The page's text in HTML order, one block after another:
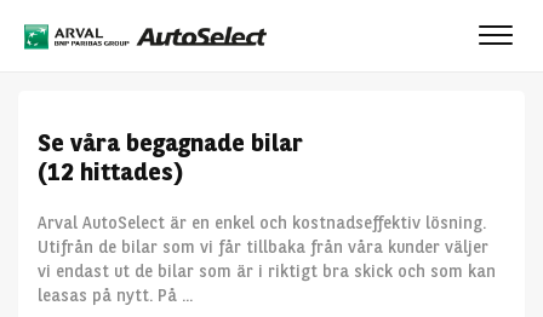
Se våra begagnade bilar
(12 hittades)
Arval AutoSelect är en enkel och kostnadseffektiv lösning.
Utifrån de bilar som vi får tillbaka från våra kunder väljer
vi endast ut de bilar som är i riktigt bra skick och som kan
leasas på nytt. På ...